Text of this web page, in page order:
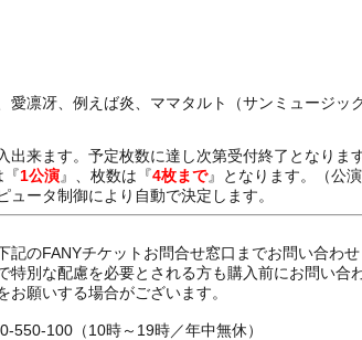
凛冴、例えば炎、ママタルト（サンミュージック
出来ます。予定枚数に達し次第受付終了となります
『1公演』、枚数は『4枚まで』となります。（公
ュータ制御により自動で決定します。
のFANYチケットお問合せ窓口までお問い合わせ
特別な配慮を必要とされる方も購入前にお問い合
願いする場合がございます。
100（10時～19時／年中無休）